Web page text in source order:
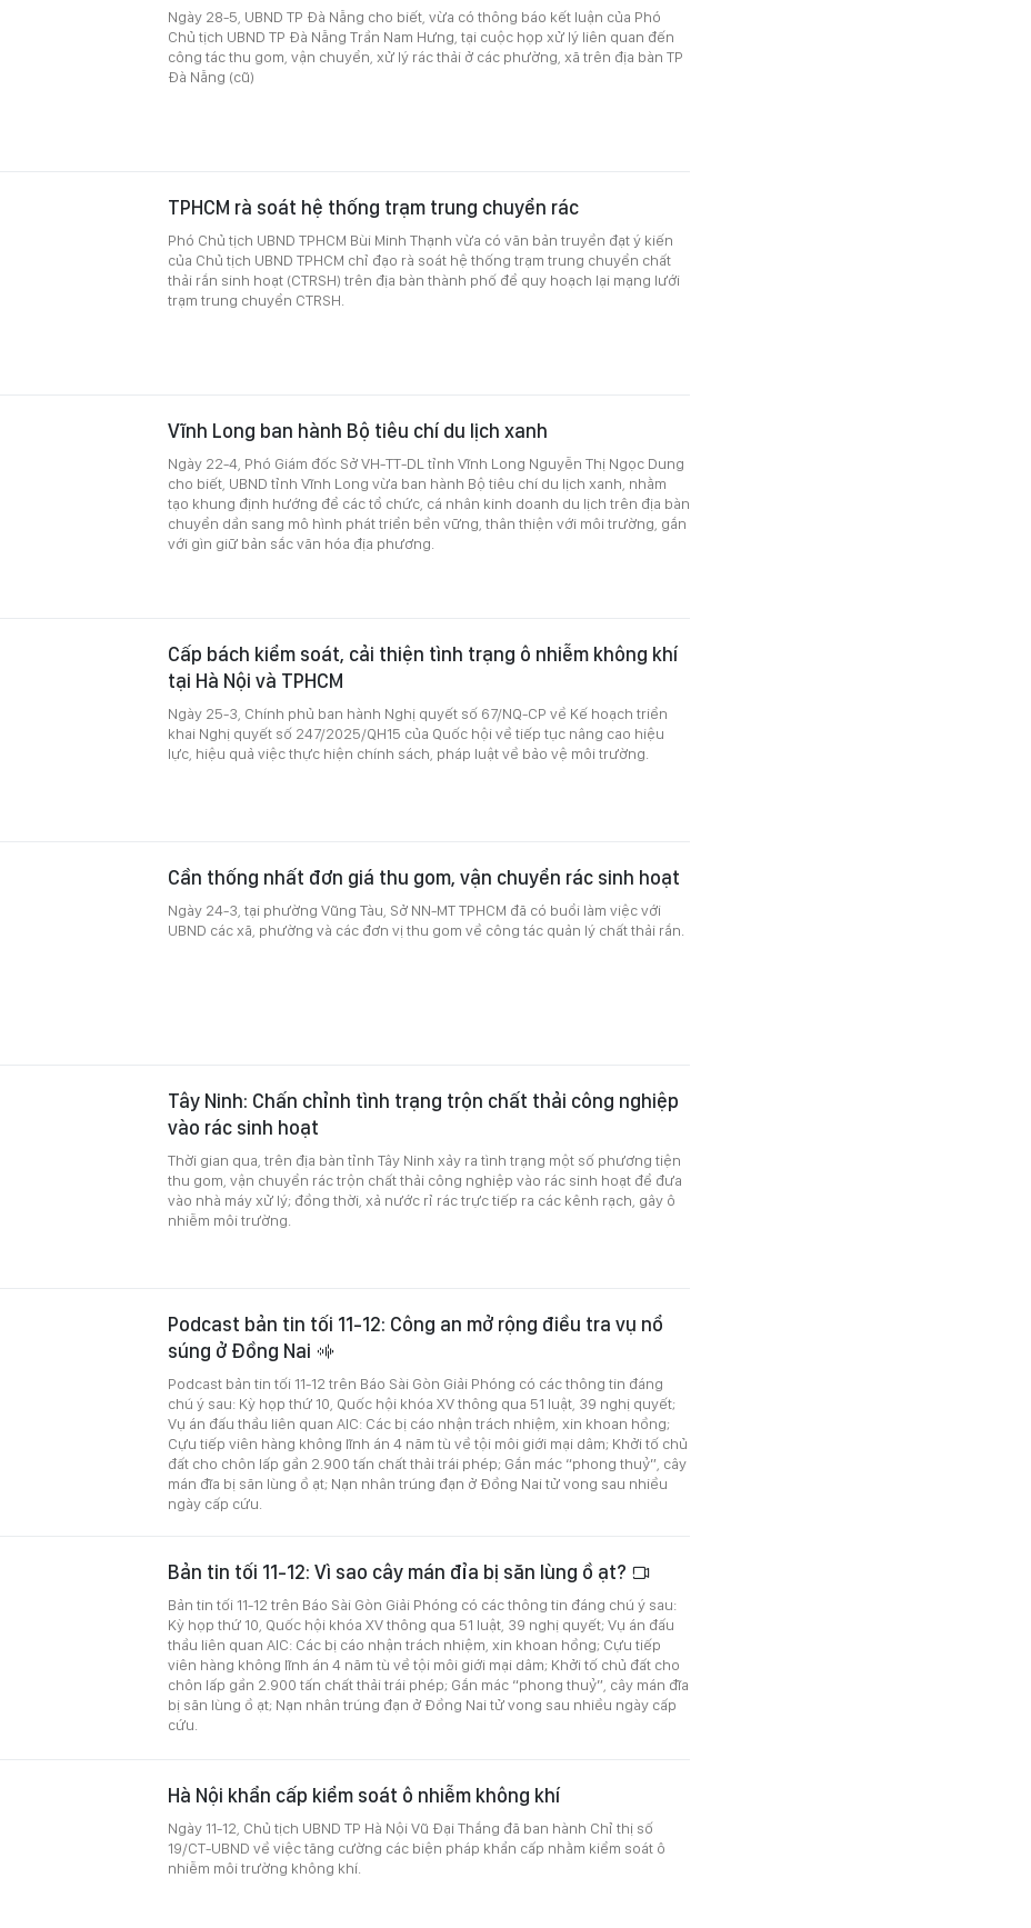
Ngày 28-5, UBND TP Đà Nẵng cho biết, vừa có thông báo kết luận của Phó
Chủ tịch UBND TP Đà Nẵng Trần Nam Hưng, tại cuộc họp xử lý liên quan đến
công tác thu gom, vận chuyển, xử lý rác thải ở các phường, xã trên địa bàn TP
Đà Nẵng (cũ)
TPHCM rà soát hệ thống trạm trung chuyển rác
Phó Chủ tịch UBND TPHCM Bùi Minh Thạnh vừa có văn bản truyền đạt ý kiến
của Chủ tịch UBND TPHCM chỉ đạo rà soát hệ thống trạm trung chuyển chất
thải rắn sinh hoạt (CTRSH) trên địa bàn thành phố để quy hoạch lại mạng lưới
trạm trung chuyển CTRSH.
Vĩnh Long ban hành Bộ tiêu chí du lịch xanh
Ngày 22-4, Phó Giám đốc Sở VH-TT-DL tỉnh Vĩnh Long Nguyễn Thị Ngọc Dung
cho biết, UBND tỉnh Vĩnh Long vừa ban hành Bộ tiêu chí du lịch xanh, nhằm
tạo khung định hướng để các tổ chức, cá nhân kinh doanh du lịch trên địa bàn
chuyển dần sang mô hình phát triển bền vững, thân thiện với môi trường, gắn
với gìn giữ bản sắc văn hóa địa phương.
Cấp bách kiểm soát, cải thiện tình trạng ô nhiễm không khí
tại Hà Nội và TPHCM
Ngày 25-3, Chính phủ ban hành Nghị quyết số 67/NQ-CP về Kế hoạch triển
khai Nghị quyết số 247/2025/QH15 của Quốc hội về tiếp tục nâng cao hiệu
lực, hiệu quả việc thực hiện chính sách, pháp luật về bảo vệ môi trường.
Cần thống nhất đơn giá thu gom, vận chuyển rác sinh hoạt
Ngày 24-3, tại phường Vũng Tàu, Sở NN-MT TPHCM đã có buổi làm việc với
UBND các xã, phường và các đơn vị thu gom về công tác quản lý chất thải rắn.
Tây Ninh: Chấn chỉnh tình trạng trộn chất thải công nghiệp
vào rác sinh hoạt
Thời gian qua, trên địa bàn tỉnh Tây Ninh xảy ra tình trạng một số phương tiện
thu gom, vận chuyển rác trộn chất thải công nghiệp vào rác sinh hoạt để đưa
vào nhà máy xử lý; đồng thời, xả nước rỉ rác trực tiếp ra các kênh rạch, gây ô
nhiễm môi trường.
Podcast bản tin tối 11-12: Công an mở rộng điều tra vụ nổ
súng ở Đồng Nai
Podcast bản tin tối 11-12 trên Báo Sài Gòn Giải Phóng có các thông tin đáng
chú ý sau: Kỳ họp thứ 10, Quốc hội khóa XV thông qua 51 luật, 39 nghị quyết;
Vụ án đấu thầu liên quan AIC: Các bị cáo nhận trách nhiệm, xin khoan hồng;
Cựu tiếp viên hàng không lĩnh án 4 năm tù về tội môi giới mại dâm; Khởi tố chủ
đất cho chôn lấp gần 2.900 tấn chất thải trái phép; Gắn mác “phong thuỷ”, cây
mán đĩa bị săn lùng ồ ạt; Nạn nhân trúng đạn ở Đồng Nai tử vong sau nhiều
ngày cấp cứu.
Bản tin tối 11-12: Vì sao cây mán đỉa bị săn lùng ồ ạt?
Bản tin tối 11-12 trên Báo Sài Gòn Giải Phóng có các thông tin đáng chú ý sau:
Kỳ họp thứ 10, Quốc hội khóa XV thông qua 51 luật, 39 nghị quyết; Vụ án đấu
thầu liên quan AIC: Các bị cáo nhận trách nhiệm, xin khoan hồng; Cựu tiếp
viên hàng không lĩnh án 4 năm tù về tội môi giới mại dâm; Khởi tố chủ đất cho
chôn lấp gần 2.900 tấn chất thải trái phép; Gắn mác “phong thuỷ”, cây mán đĩa
bị săn lùng ồ ạt; Nạn nhân trúng đạn ở Đồng Nai tử vong sau nhiều ngày cấp
cứu.
Hà Nội khẩn cấp kiểm soát ô nhiễm không khí
Ngày 11-12, Chủ tịch UBND TP Hà Nội Vũ Đại Thắng đã ban hành Chỉ thị số
19/CT-UBND về việc tăng cường các biện pháp khẩn cấp nhằm kiểm soát ô
nhiễm môi trường không khí.